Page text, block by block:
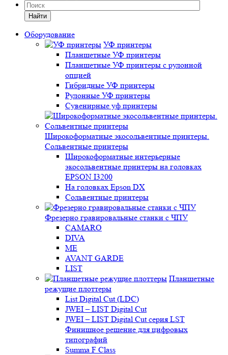
Найти
Оборудование
УФ принтеры
Планшетные УФ принтеры
Планшетные УФ принтеры с рулонной
опцией
Гибридные УФ принтеры
Рулонные УФ принтеры
Сувенирные уф принтеры
Широкоформатные экосольвентные принтеры.
Сольвентные принтеры
Широкоформатные интерьерные
экосольвентные принтеры на головках
EPSON I3200
На головках Epson DX
Сольвентные принтеры
Фрезерно гравировальные станки с ЧПУ
CAMARO
DIVA
ME
AVANT GARDE
LIST
Планшетные
режущие плоттеры
List Digital Cut (LDC)
JWEI – LIST Digital Cut
JWEI – LIST Digital Cut серия LST
Финишное решение для цифровых
типографий
Summa F Class